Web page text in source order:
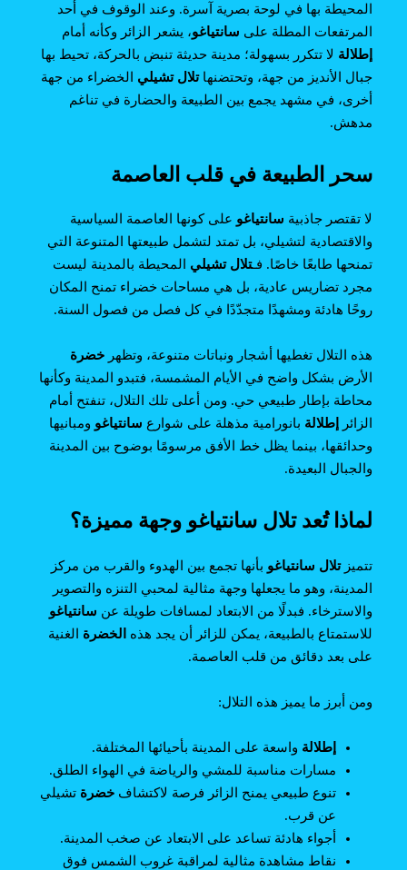
المحيطة بها في لوحة بصرية آسرة. وعند الوقوف في أحد
المرتفعات المطلة على سانتياغو، يشعر الزائر وكأنه أمام
إطلالة لا تتكرر بسهولة؛ مدينة حديثة تنبض بالحركة، تحيط بها
جبال الأنديز من جهة، وتحتضنهاتلال تشيلي الخضراء من جهة
أخرى، في مشهد يجمع بين الطبيعة والحضارة في تناغم
مدهش.
سحر الطبيعة في قلب العاصمة
لا تقتصر جاذبية سانتياغو على كونها العاصمة السياسية
والاقتصادية لتشيلي، بل تمتد لتشمل طبيعتها المتنوعة التي
تمنحها طابعًا خاصًا. فـتلال تشيلي المحيطة بالمدينة ليست
مجرد تضاريس عادية، بل هي مساحات خضراء تمنح المكان
روحًا هادئة ومشهدًا متجدّدًا في كل فصل من فصول السنة.
هذه التلال تغطيها أشجار ونباتات متنوعة، وتظهر خضرة
الأرض بشكل واضح في الأيام المشمسة، فتبدو المدينة وكأنها
محاطة بإطار طبيعي حي. ومن أعلى تلك التلال، تنفتح أمام
الزائر إطلالة بانورامية مذهلة على شوارع سانتياغو ومبانيها
وحدائقها، بينما يظل خط الأفق مرسومًا بوضوح بين المدينة
والجبال البعيدة.
لماذا تُعد تلال سانتياغو وجهة مميزة؟
تتميزتلال سانتياغو بأنها تجمع بين الهدوء والقرب من مركز
المدينة، وهو ما يجعلها وجهة مثالية لمحبي التنزه والتصوير
والاسترخاء. فبدلًا من الابتعاد لمسافات طويلة عن سانتياغو
للاستمتاع بالطبيعة، يمكن للزائر أن يجد هذه
الخضرة الغنية
على بعد دقائق من قلب العاصمة.
ومن أبرز ما يميز هذه التلال:
إطلالة واسعة على المدينة بأحيائها المختلفة.
مسارات مناسبة للمشي والرياضة في الهواء الطلق.
تنوع طبيعي يمنح الزائر فرصة لاكتشاف خضرة تشيلي
عن قرب.
أجواء هادئة تساعد على الابتعاد عن صخب المدينة.
نقاط مشاهدة مثالية لمراقبة غروب الشمس فوق